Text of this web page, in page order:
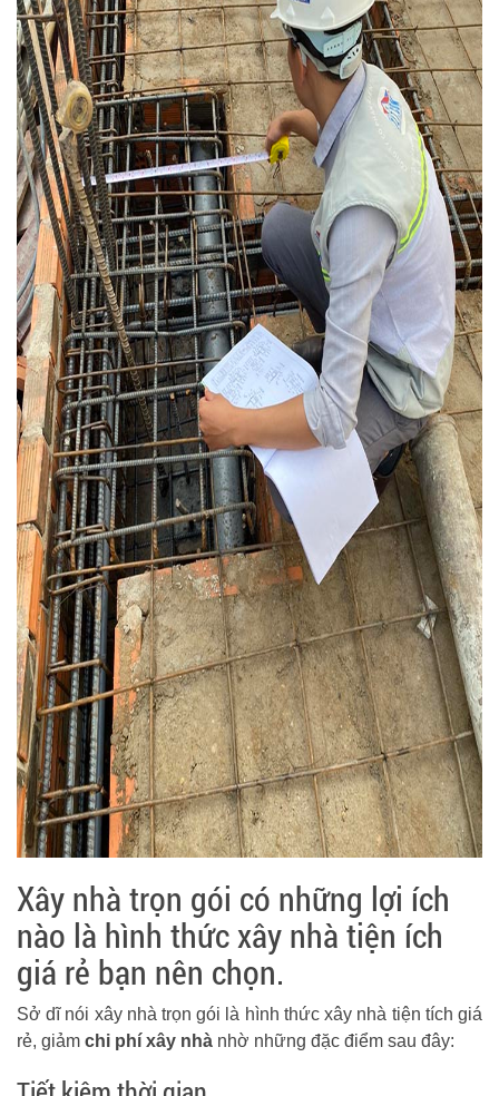
Xây nhà trọn gói có những lợi ích
nào là hình thức xây nhà tiện ích
giá rẻ bạn nên chọn.
Sở dĩ nói xây nhà trọn gói là hình thức xây nhà tiện tích giá
rẻ, giảm chi phí xây nhà nhờ những đặc điểm sau đây: